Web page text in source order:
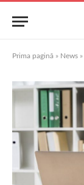
Prima pagină » News »